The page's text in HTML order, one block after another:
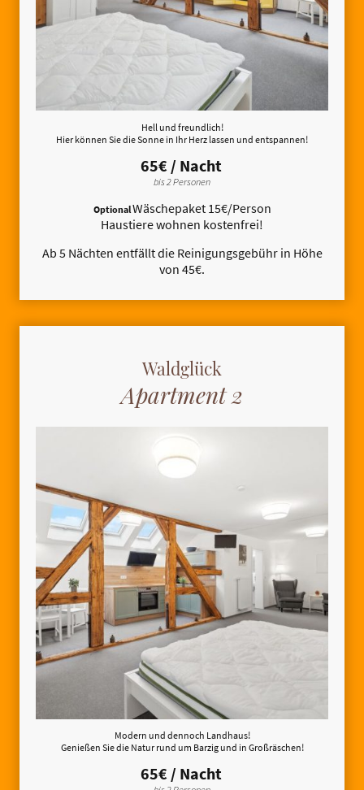
Hell und freundlich!
Hier können Sie die Sonne in Ihr Herz lassen und entspannen!
65€ / Nacht
bis 2 Personen
OptionalWäschepaket 15€/Person
Haustiere wohnen kostenfrei!
Ab 5 Nächten entfällt die Reinigungsgebühr in Höhe
von 45€.
Waldglück
Apartment 2
Modern und dennoch Landhaus!
Genießen Sie die Natur rund um Barzig und in Großräschen!
65€ / Nacht